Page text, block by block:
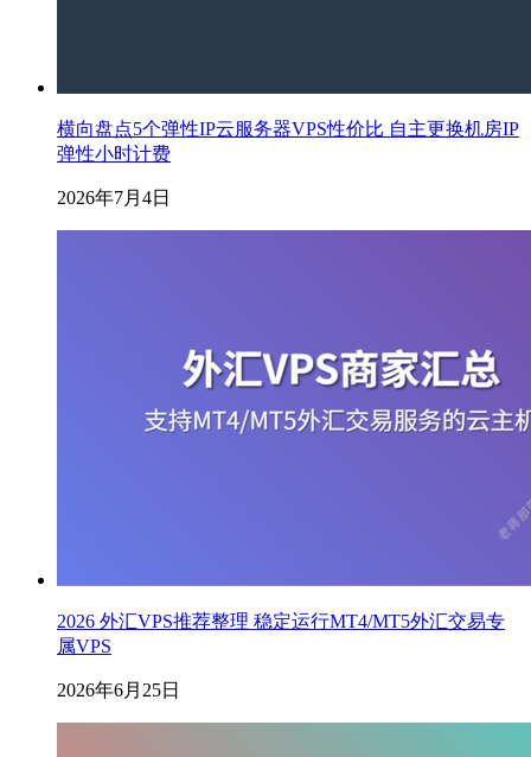
横向盘点5个弹性IP云服务器VPS性价比 自主更换机房IP
弹性小时计费
2026年7月4日
2026 外汇VPS推荐整理 稳定运行MT4/MT5外汇交易专
属VPS
2026年6月25日